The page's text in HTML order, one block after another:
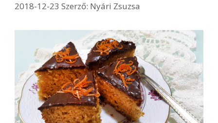
2018-12-23 Szerző: Nyári Zsuzsa